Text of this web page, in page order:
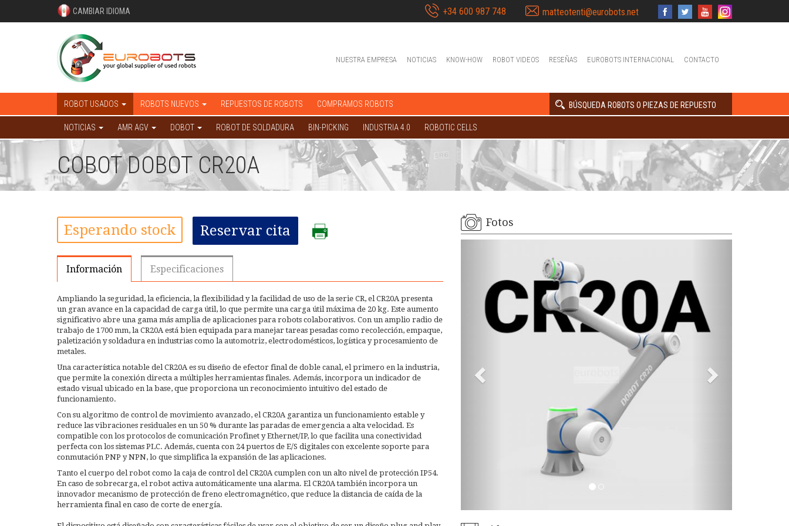
CAMBIAR IDIOMA +34 600 987 748 matteotenti@eurobots.net
NUESTRA EMPRESA NOTICIAS KNOW-HOW ROBOT VIDEOS RESEÑAS EUROBOTS INTERNACIONAL CONTACTO
ROBOT USADOS ROBOTS NUEVOS REPUESTOS DE ROBOTS COMPRAMOS ROBOTS BÚSQUEDA ROBOTS O PIEZAS DE REPUESTO
NOTICIAS AMR AGV DOBOT ROBOT DE SOLDADURA BIN-PICKING INDUSTRIA 4.0 ROBOTIC CELLS
COBOT DOBOT CR20A
Esperando stock Reservar cita
Información Especificaciones
Ampliando la seguridad, la eficiencia, la flexibilidad y la facilidad de uso de la serie CR, el CR20A presenta
un gran avance en la capacidad de carga útil, lo que permite una carga útil máxima de 20 kg. Este aumento
significativo abre una gama más amplia de aplicaciones para robots colaborativos. Con un amplio radio de
trabajo de 1700 mm, la CR20A está bien equipada para manejar tareas pesadas como recolección, empaque,
paletización y soldadura en industrias como la automotriz, electrodomésticos, logística y procesamiento de
metales.
Una característica notable del CR20A es su diseño de efector final de doble canal, el primero en la industria,
que permite la conexión directa a múltiples herramientas finales. Además, incorpora un indicador de
estado visual ubicado en la base, que proporciona un reconocimiento intuitivo del estado de
funcionamiento.
Con su algoritmo de control de movimiento avanzado, el CR20A garantiza un funcionamiento estable y
reduce las vibraciones residuales en un 50 % durante las paradas de emergencia a alta velocidad. Es
compatible con los protocolos de comunicación Profinet y Ethernet/IP, lo que facilita una conectividad
perfecta con los sistemas PLC. Además, cuenta con 24 puertos de E/S digitales con excelente soporte para
conmutación PNP y NPN, lo que simplifica la expansión de las aplicaciones.
Tanto el cuerpo del robot como la caja de control del CR20A cumplen con un alto nivel de protección IP54.
En caso de sobrecarga, el robot activa automáticamente una alarma. El CR20A también incorpora un
innovador mecanismo de protección de freno electromagnético, que reduce la distancia de caída de la
herramienta final en caso de corte de energía.
Fotos